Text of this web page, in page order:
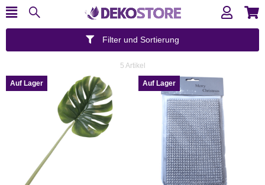
Filter und Sortierung
5 Artikel
Auf Lager Auf Lager